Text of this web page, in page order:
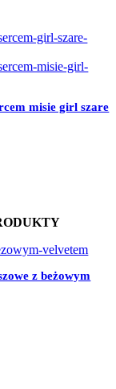
misie girl szare
z beżowym